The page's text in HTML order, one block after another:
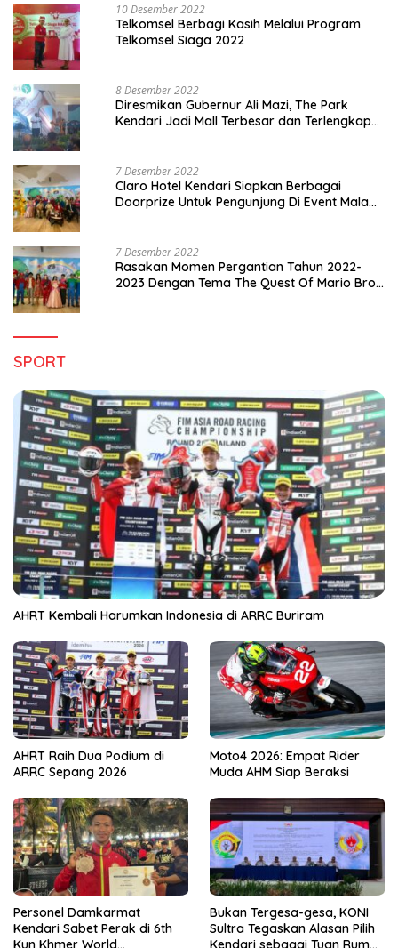
10 Desember 2022
Telkomsel Berbagi Kasih Melalui Program
Telkomsel Siaga 2022
8 Desember 2022
Diresmikan Gubernur Ali Mazi, The Park
Kendari Jadi Mall Terbesar dan Terlengkap
7 Desember 2022
Claro Hotel Kendari Siapkan Berbagai
Doorprize Untuk Pengunjung Di Event Malam
7 Desember 2022
Rasakan Momen Pergantian Tahun 2022-
2023 Dengan Tema The Quest Of Mario Bros
SPORT
AHRT Kembali Harumkan Indonesia di ARRC Buriram
AHRT Raih Dua Podium di
ARRC Sepang 2026
Moto4 2026: Empat Rider
Muda AHM Siap Beraksi
Personel Damkarmat
Kendari Sabet Perak di 6th
Kun Khmer World
Bukan Tergesa-gesa, KONI
Sultra Tegaskan Alasan Pilih
Kendari sebagai Tuan Rumah